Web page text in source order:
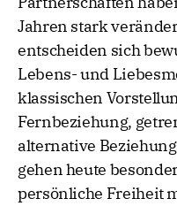
Jahren stark
entscheiden sich
Lebens- und
klassischen
Fernbeziehung,
alternative
gehen heute
persönliche Freiheit